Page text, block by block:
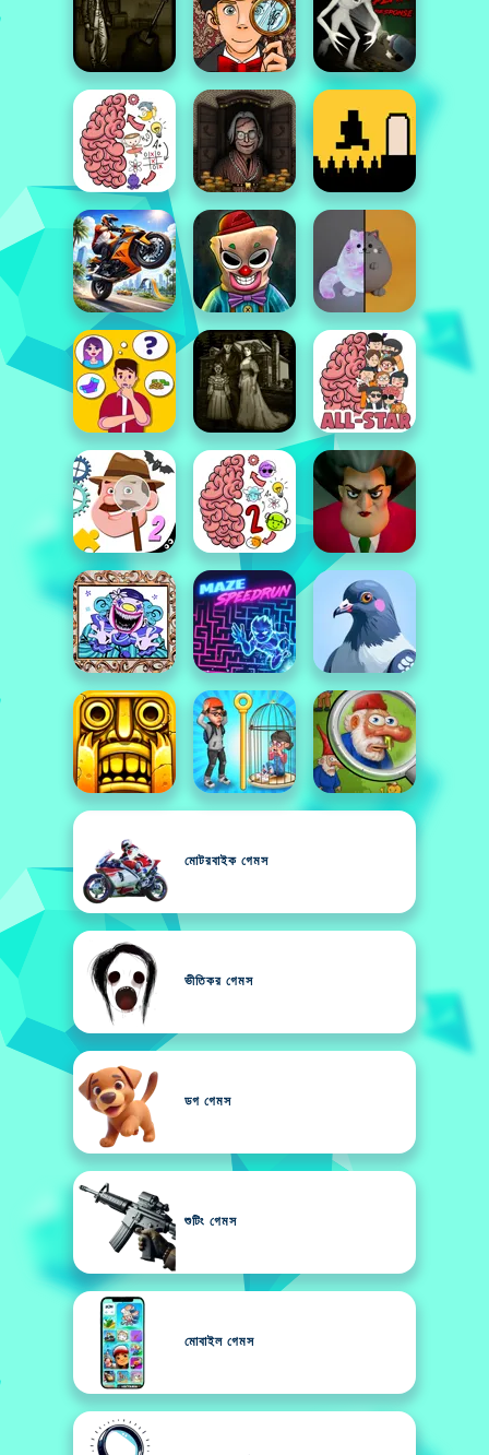
মোটরবাইক গেমস
ভীতিকর গেমস
ডগ গেমস
শুটিং গেমস
মোবাইল গেমস